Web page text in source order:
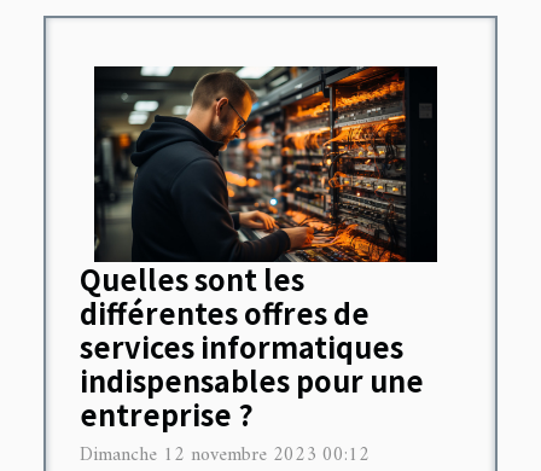
Quelles sont les
différentes offres de
services informatiques
indispensables pour une
entreprise ?
Dimanche 12 novembre 2023 00:12